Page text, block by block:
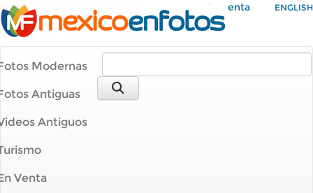
Mi Cuenta ENGLISH
Modernas
Antiguas
Antiguos
Venta